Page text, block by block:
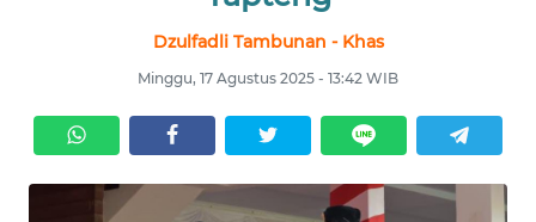
Dzulfadli Tambunan - Khas
Minggu, 17 Agustus 2025 - 13:42 WIB
SERBA-
SERBI